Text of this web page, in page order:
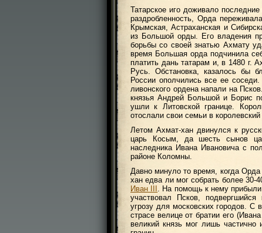
Татарское иго доживало
раздробленность, Орда
Крымская, Астраханская и
из Большой орды. Его владения
борьбы со своей знатью Ахмату
время Большая орда подчинила
платить дань татарам и, в 1480 г.
Русь. Обстановка, казалось бы
России ополчились все ее
ливонского ордена напали на
князья Андрей Большой и Борис
ушли к Литовской границе.
отослали свои семьи в
Летом Ахмат-хан двинулся к
царь Косым, да шесть сынов
наследника Ивана Ивановича с
районе Коломны.
Давно минуло то время, когда
хан едва ли мог собрать более 30-
Иван III . На помощь к нему прибыли
участвовал Псков,
угрозу для московских городов.
страсе велице от братии его
великий князь мог лишь частично